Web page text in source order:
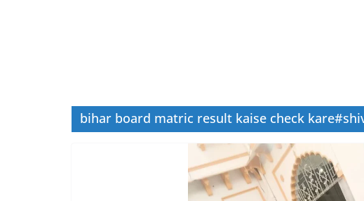
bihar board matric result kaise check